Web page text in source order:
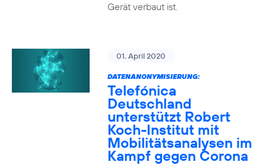
Gerät verbaut ist.
01. April 2020
DATENANONYMISIERUNG:
Telefónica
Deutschland
unterstützt Robert
Koch-Institut mit
Mobilitätsanalysen im
Kampf gegen Corona